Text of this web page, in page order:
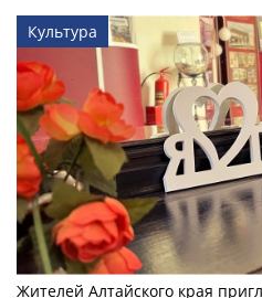
Культура
Жителей Алтайского края